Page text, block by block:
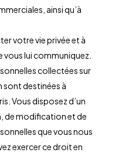
ainsi qu’à
votre vie privée et à
lui communiquez.
collectées sur
sont destinées à
Vous disposez d’un
de modification et de
que vous nous
exercer ce droit en